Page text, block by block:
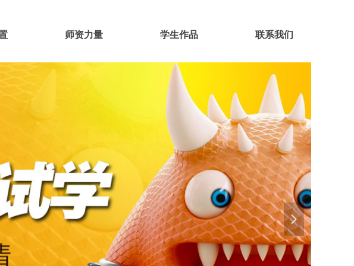
넲
师资力量 学生作品 联系我们